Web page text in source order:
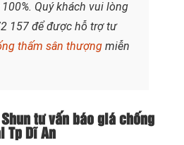
Quý khách vui lòng
157 để được hỗ trợ tư
thấm sân thượng miễn
tư vấn báo giá chống
Tp Dĩ An